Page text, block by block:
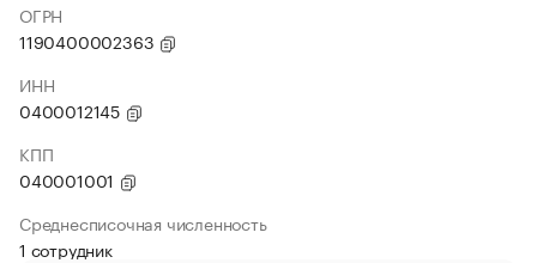
ОГРН
1190400002363
ИНН
0400012145
КПП
040001001
Среднесписочная численность
1 сотрудник